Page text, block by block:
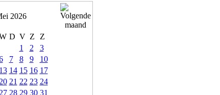
2026
D V Z
Z
1
2
3
7 8 9
10
13 14 15 16 17
20 21 22 23 24
27 28 29 30 31